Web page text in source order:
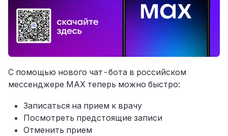
С помощью нового чат-бота в российском
мессенджере МАХ теперь можно быстро:
Записаться на прием к врачу
Посмотреть предстоящие записи
Отменить прием